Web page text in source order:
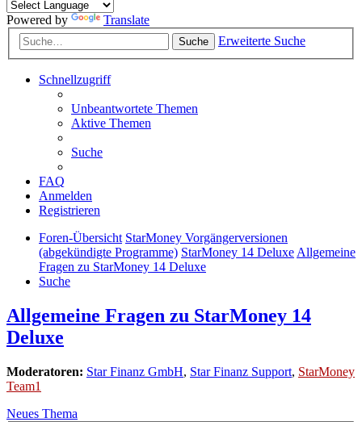
Powered by Translate
Suche Erweiterte Suche
Schnellzugriff
Unbeantwortete Themen
Aktive Themen
Suche
FAQ
Anmelden
Registrieren
Foren-Übersicht StarMoney Vorgängerversionen
(abgekündigte Programme) StarMoney 14 DeluxeAllgemeine
Fragen zu StarMoney 14 Deluxe
Suche
Allgemeine Fragen zu StarMoney 14
Deluxe
Moderatoren: Star Finanz GmbH, Star Finanz Support, StarMoney
Team1
Neues Thema